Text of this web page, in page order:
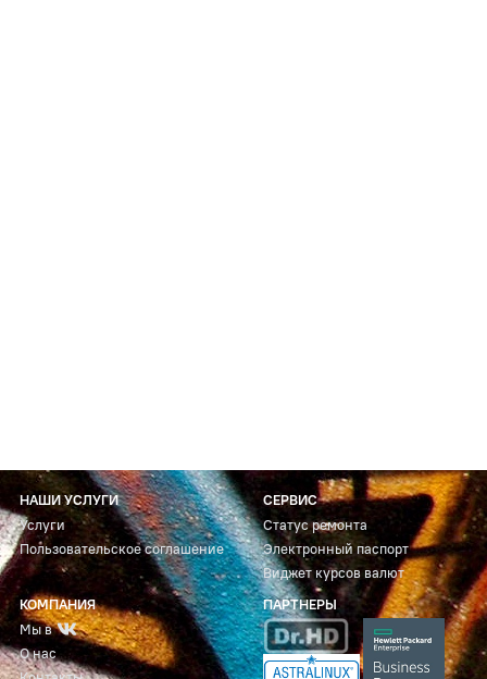
НАШИ УСЛУГИ
Услуги
Пользовательское соглашение
СЕРВИС
Статус ремонта
Электронный паспорт
Виджет курсов валют
КОМПАНИЯ
Мы в
О нас
ПАРТНЕРЫ